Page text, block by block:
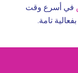
في أسرع وقت
تامة.